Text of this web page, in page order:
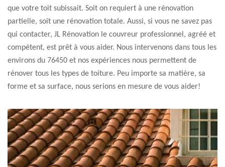
que votre toit subissait. Soit on requiert à une rénovation
partielle, soit une rénovation totale. Aussi, si vous ne savez pas
qui contacter, JL Rénovation le couvreur professionnel, agréé et
compétent, est prêt à vous aider. Nous intervenons dans tous les
environs du 76450 et nos expériences nous permettent de
rénover tous les types de toiture. Peu importe sa matière, sa
forme et sa surface, nous serions en mesure de vous aider!